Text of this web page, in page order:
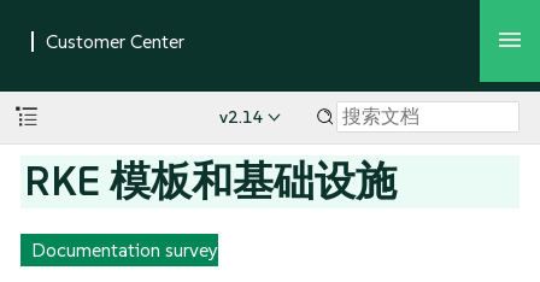
v2.14
RKE 模板和基础设施
Documentation survey